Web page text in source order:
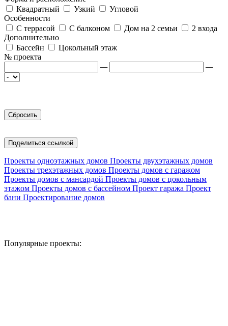
Квадратный
Узкий
Угловой
Особенности
С террасой
С балконом Дом на 2 семьи
2 входа
Дополнительно
Бассейн
Цокольный этаж
№ проекта
—
—
Поделиться ссылкой
Проекты одноэтажных домов Проекты двухэтажных домов
Проекты трехэтажных домов Проекты домов с гаражом
Проекты домов с мансардой Проекты домов с цокольным
этажом Проекты домов с бассейном Проект гаража Проект
бани Проектирование домов
Популярные проекты: